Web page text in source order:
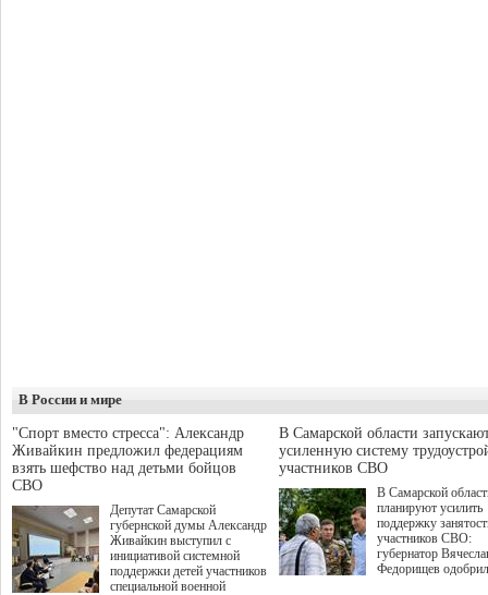
В России и мире
"Спорт вместо стресса": Александр
Живайкин предложил федерациям
взять шефство над детьми бойцов
СВО
Депутат Самарской
губернской думы Александр
Живайкин выступил с
инициативой системной
поддержки детей участников
специальной военной
В Самарской области
усиленную систему
участников СВО
В Самарской
планируют усилить
поддержку
участников СВО:
губернатор
Федорищев